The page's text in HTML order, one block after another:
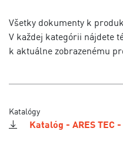
Všetky dokumenty k
V každej kategórii nájdete
k aktuálne zobrazenému
Katalógy
Katalóg - ARES TEC